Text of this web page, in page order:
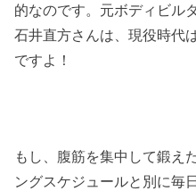
的なのです。元ボディビル
石井直方さんは、現役時代
ですよ！
もし、腹筋を集中して鍛え
ングスケジュールと別に毎